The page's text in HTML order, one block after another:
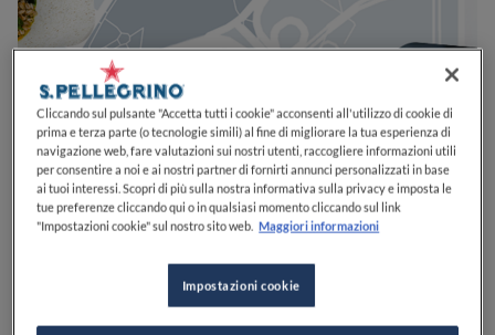
Cliccando sul pulsante "Accetta tutti i cookie" acconsenti all'utilizzo di cookie di
prima e terza parte (o tecnologie simili) al fine di migliorare la tua esperienza di
navigazione web, fare valutazioni sui nostri utenti, raccogliere informazioni utili
per consentire a noi e ai nostri partner di fornirti annunci personalizzati in base
ai tuoi interessi. Scopri di più sulla nostra informativa sulla privacy e imposta le
tue preferenze cliccando qui o in qualsiasi momento cliccando sul link
"Impostazioni cookie" sul nostro sito web. Maggiori informazioni
Impostazioni cookie